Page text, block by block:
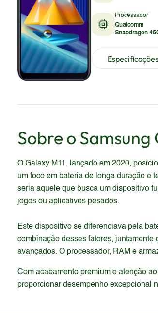
Processador
Qualcomm
Snapdragon
Especificações
Sobre o Samsung
O Galaxy M11, lançado em 2020,
um foco em bateria de longa duração e
seria aquele que busca um dispositivo
jogos ou aplicativos pesados.
Este dispositivo se diferenciava pela
combinação desses fatores, juntamente
avançados. O processador, RAM e
Com acabamento premium e atenção
proporcionar desempenho excepcional